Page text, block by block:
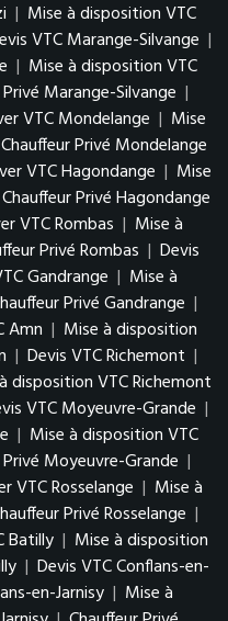
| Mise à disposition VTC
VTC Marange-Silvange |
| Mise à disposition VTC
Marange-Silvange |
VTC Mondelange | Mise
Chauffeur Privé Mondelange
VTC Hagondange | Mise
Chauffeur Privé Hagondange
VTC Rombas | Mise à
Privé Rombas | Devis
Gandrange | Mise à
Privé Gandrange |
Amn | Mise à disposition
| Devis VTC Richemont |
disposition VTC Richemont
VTC Moyeuvre-Grande |
| Mise à disposition VTC
Moyeuvre-Grande |
VTC Rosselange | Mise à
Privé Rosselange |
Batilly | Mise à disposition
| Devis VTC Conflans-en-
en-Jarnisy | Mise à